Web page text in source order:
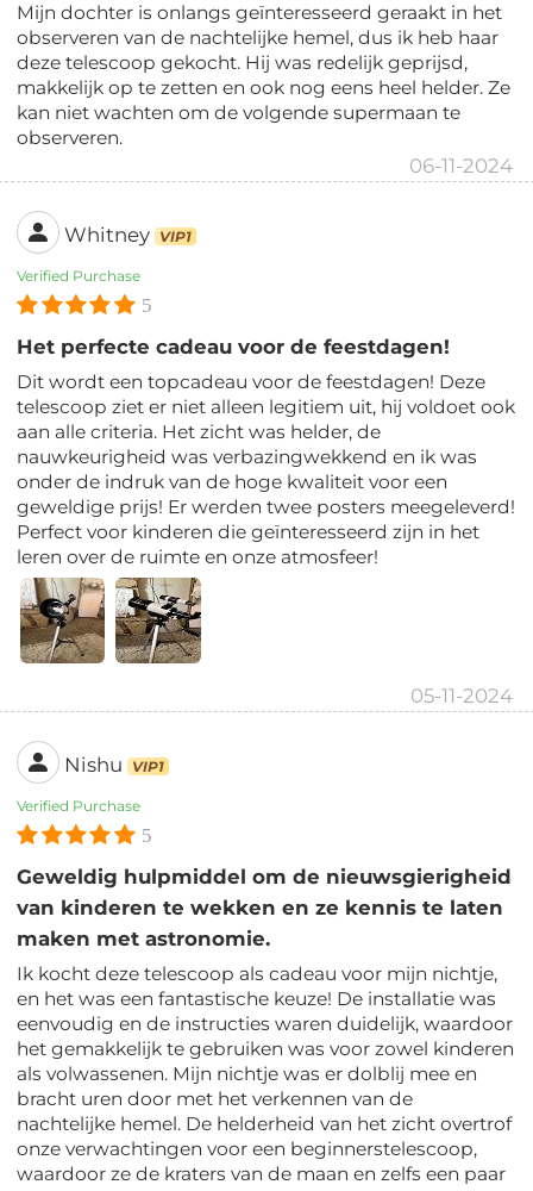
Mijn dochter is onlangs geïnteresseerd geraakt in het
observeren van de nachtelijke hemel, dus ik heb haar
deze telescoop gekocht. Hij was redelijk geprijsd,
makkelijk op te zetten en ook nog eens heel helder. Ze
kan niet wachten om de volgende supermaan te
observeren.
06-11-2024
Whitney VIP1
Verified Purchase
5
Het perfecte cadeau voor de feestdagen!
Dit wordt een topcadeau voor de feestdagen! Deze
telescoop ziet er niet alleen legitiem uit, hij voldoet ook
aan alle criteria. Het zicht was helder, de
nauwkeurigheid was verbazingwekkend en ik was
onder de indruk van de hoge kwaliteit voor een
geweldige prijs! Er werden twee posters meegeleverd!
Perfect voor kinderen die geïnteresseerd zijn in het
leren over de ruimte en onze atmosfeer!
05-11-2024
Nishu VIP1
Verified Purchase
5
Geweldig hulpmiddel om de nieuwsgierigheid
van kinderen te wekken en ze kennis te laten
maken met astronomie.
Ik kocht deze telescoop als cadeau voor mijn nichtje,
en het was een fantastische keuze! De installatie was
eenvoudig en de instructies waren duidelijk, waardoor
het gemakkelijk te gebruiken was voor zowel kinderen
als volwassenen. Mijn nichtje was er dolblij mee en
bracht uren door met het verkennen van de
nachtelijke hemel. De helderheid van het zicht overtrof
onze verwachtingen voor een beginnerstelescoop,
waardoor ze de kraters van de maan en zelfs een paar